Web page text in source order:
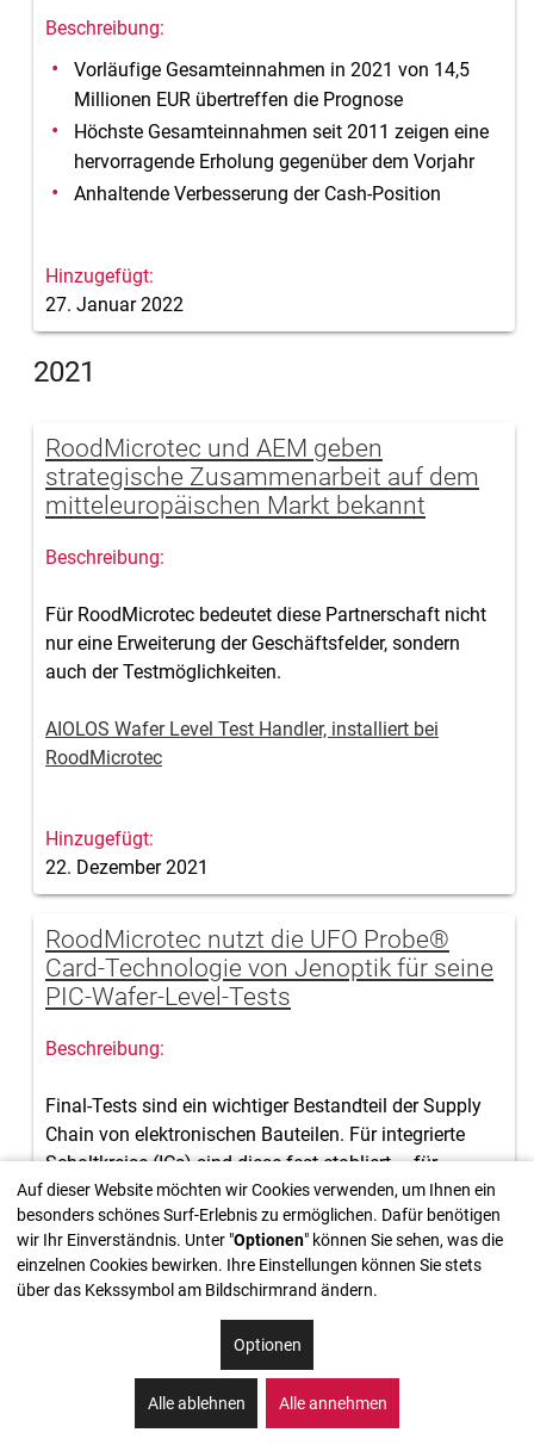
Vorläufige Gesamteinnahmen in 2021 von 14,5
Millionen EUR übertreffen die Prognose
Höchste Gesamteinnahmen seit 2011 zeigen eine
hervorragende Erholung gegenüber dem Vorjahr
Anhaltende Verbesserung der Cash-Position
27. Januar 2022
2021
RoodMicrotec und AEM geben
strategische Zusammenarbeit auf dem
mitteleuropäischen Markt bekannt
Für RoodMicrotec bedeutet diese Partnerschaft nicht
nur eine Erweiterung der Geschäftsfelder, sondern
auch der Testmöglichkeiten.
AIOLOS Wafer Level Test Handler, installiert bei
RoodMicrotec
22. Dezember 2021
RoodMicrotec nutzt die UFO Probe®
Card-Technologie von Jenoptik für seine
PIC-Wafer-Level-Tests
Final-Tests sind ein wichtiger Bestandteil der Supply
Chain von elektronischen Bauteilen. Für integrierte
Schaltkreise (ICs) sind diese fest etabliert – für
integrierte photonische Schaltkreise (PICs) ist das
Test-Eco-System noch im Aufbau. Einen essenziellen
Baustein für neuartige PIC-Wafer-Level-Tests liefert
Jenoptik mit der opto-elektronischen UFO Probe ®
Card. RoodMicrotec profitiert von einer schnellen und
unkomplizierten Integration, hoher Flexibilität sowie
Auf dieser Website möchten wir Cookies verwenden, um Ihnen ein
besonders schönes Surf-Erlebnis zu ermöglichen. Dafür benötigen
wir Ihr Einverständnis. Unter "Optionen" können Sie sehen, was die
einzelnen Cookies bewirken. Ihre Einstellungen können Sie stets
über das Kekssymbol am Bildschirmrand ändern.
Optionen
Alle ablehnen Alle annehmen